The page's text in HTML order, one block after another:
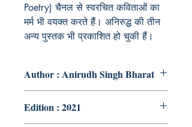
Poetry) चैनल से स्वरचित कविताओं का
मर्म भी वयक्त करते हैं। अनिरुद्ध की तीन
अन्य पुस्तक भी प्रकाशित हो चुकी हैं।
Author : Anirudh Singh Bharat
Edition : 2021